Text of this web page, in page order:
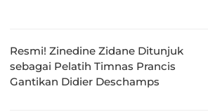
Resmi! Zinedine Zidane Ditunjuk
sebagai Pelatih Timnas Prancis
Gantikan Didier Deschamps